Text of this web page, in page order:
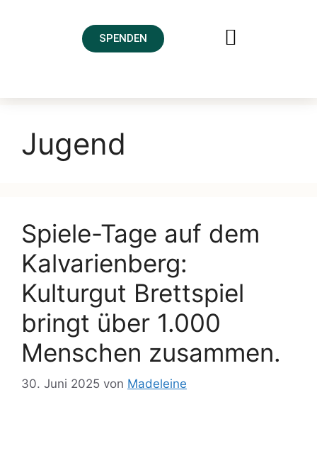
SPENDEN
Jugend
Spiele-Tage auf dem
Kalvarienberg:
Kulturgut Brettspiel
bringt über 1.000
Menschen zusammen.
30. Juni 2025 von Madeleine